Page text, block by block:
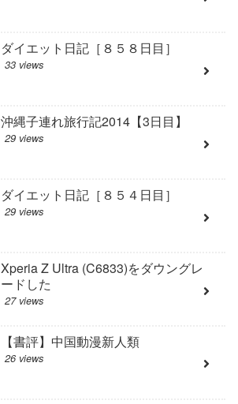
ダイエット日記［８５８日目］
33 views
沖縄子連れ旅行記2014【3日目】
29 views
ダイエット日記［８５４日目］
29 views
Xperia Z Ultra (C6833)をダウングレ
ードした
27 views
【書評】中国動漫新人類
26 views